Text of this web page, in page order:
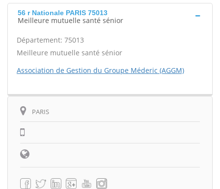
56 r Nationale PARIS 75013
Meilleure mutuelle santé sénior
Département: 75013
Meilleure mutuelle santé sénior
Association de Gestion du Groupe Méderic (AGGM)
PARIS